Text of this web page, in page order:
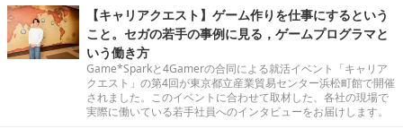
【キャリアクエスト】ゲーム作りを仕事にするという
こと。セガの若手の事例に見る，ゲームプログラマと
いう働き方
Game*Sparkと4Gamerの合同による就活イベント「キャリア
クエスト」の第4回が東京都立産業貿易センター浜松町館で開催
されました。このイベントに合わせて取材した、各社の現場で
実際に働いている若手社員へのインタビューをお届けします。